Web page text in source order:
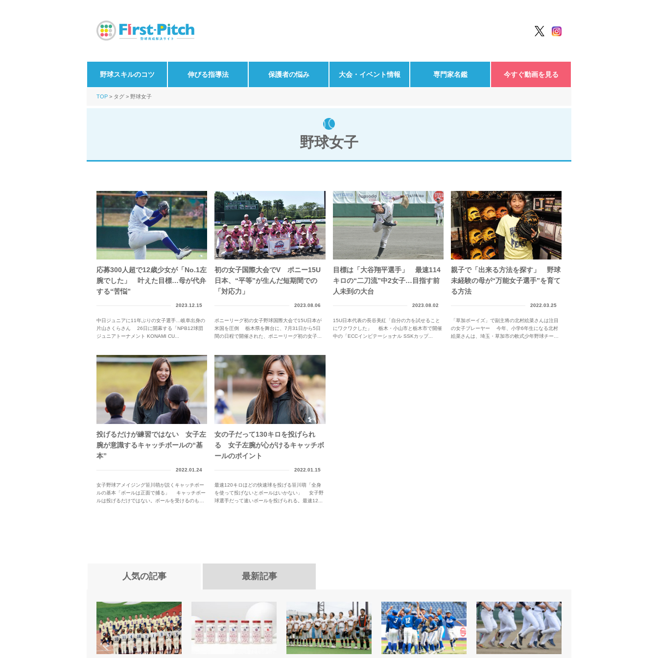
野球スキルのコツ 伸びる指導法 保護者の悩み 大会・イベント情報 専門家名鑑 今すぐ動画を見る
TOP タグ 野球女子
野球女子
応募300人超で12歳少女が「No.1左
腕でした」 叶えた目標…母が代弁
する“苦悩”
2023.12.15
中日ジュニアに11年ぶりの女子選手…岐阜出身の
片山さくらさん 26日に開幕する「NPB12球団
ジュニアトーナメント KONAMI CU...
初の女子国際大会でV ポニー15U
日本、“平等”が生んだ短期間での
「対応力」
2023.08.06
ポニーリーグ初の女子野球国際大会で15U日本が
米国を圧倒 栃木県を舞台に、7月31日から5日
間の日程で開催された、ポニーリーグ初の女子...
目標は「大谷翔平選手」 最速114
キロの“二刀流”中2女子…目指す前
人未到の大台
2023.08.02
15U日本代表の長谷美紅「自分の力を試せること
にワクワクした」 栃木・小山市と栃木市で開催
中の「ECCインビテーショナル SSKカップ...
親子で「出来る方法を探す」 野球
未経験の母が“万能女子選手”を育て
る方法
2022.03.25
「草加ボーイズ」で副主将の北村絵菜さんは注目
の女子プレーヤー 今年、小学6年生になる北村
絵菜さんは、埼玉・草加市の軟式少年野球チーム
投げるだけが練習ではない 女子左
腕が意識するキャッチボールの“基
本”
2022.01.24
女子野球アメイジング笹川萌が説くキャッチボー
ルの基本「ボールは正面で捕る」 キャッチボー
ルは投げるだけではない。ボールを受けるのも練
女の子だって130キロを投げられ
る 女子左腕が心がけるキャッチボ
ールのポイント
2022.01.15
最速120キロほどの快速球を投げる笹川萌「全身
を使って投げないとボールはいかない」 女子野
球選手だって速いボールを投げられる。最速12...
人気の記事 最新記事